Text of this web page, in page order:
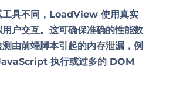
工具不同，LoadView 使用真实
户交互。这可确保准确的性能数
由前端脚本引起的内存泄漏，例
执行或过多的 DOM